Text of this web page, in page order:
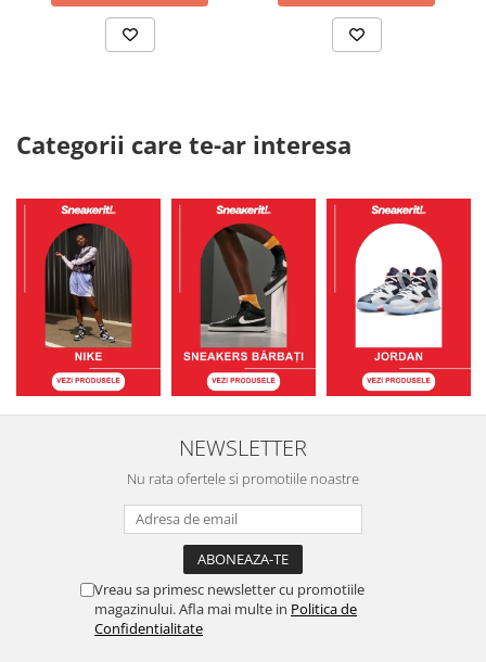
Categorii care te-ar interesa
NEWSLETTER
Nu rata ofertele si promotiile noastre
Vreau sa primesc newsletter cu promotiile
magazinului. Afla mai multe in Politica de
Confidentialitate